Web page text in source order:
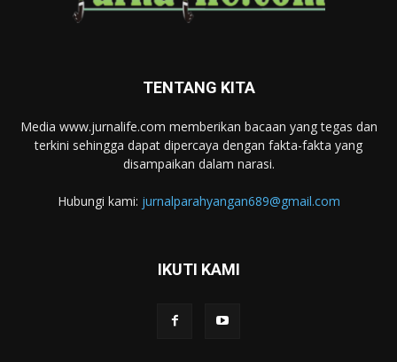
TENTANG KITA
Media www.jurnalife.com memberikan bacaan yang tegas dan
terkini sehingga dapat dipercaya dengan fakta-fakta yang
disampaikan dalam narasi.
Hubungi kami: jurnalparahyangan689@gmail.com
IKUTI KAMI